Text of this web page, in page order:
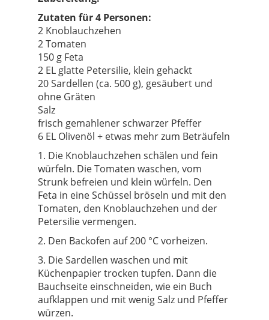
Zutaten für 4 Personen:
2 Knoblauchzehen
2 Tomaten
150 g Feta
2 EL glatte Petersilie, klein gehackt
20 Sardellen (ca. 500 g), gesäubert und
ohne Gräten
Salz
frisch gemahlener schwarzer Pfeffer
6 EL Olivenöl + etwas mehr zum Beträufeln
1. Die Knoblauchzehen schälen und fein
würfeln. Die Tomaten waschen, vom
Strunk befreien und klein würfeln. Den
Feta in eine Schüssel bröseln und mit den
Tomaten, den Knoblauchzehen und der
Petersilie vermengen.
2. Den Backofen auf 200 °C vorheizen.
3. Die Sardellen waschen und mit
Küchenpapier trocken tupfen. Dann die
Bauchseite einschneiden, wie ein Buch
aufklappen und mit wenig Salz und Pfeffer
würzen.